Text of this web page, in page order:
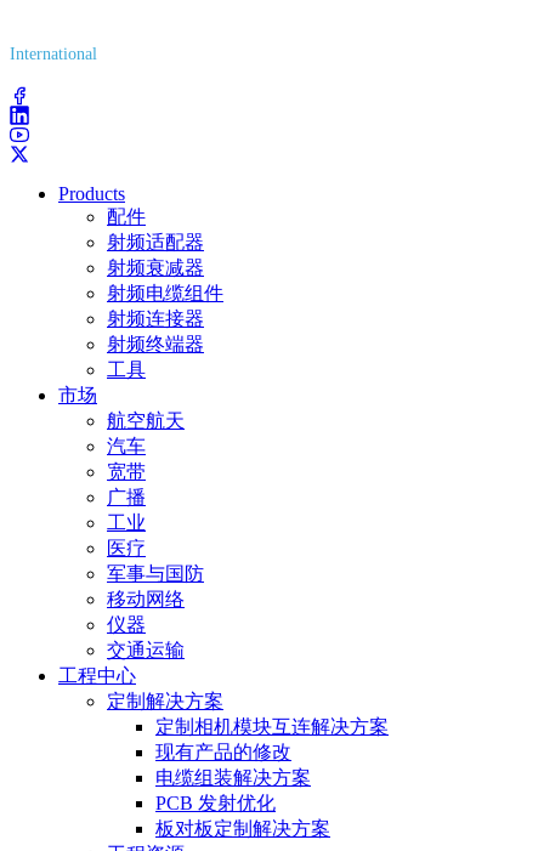
International
Products
配件
射频适配器
射频衰减器
射频电缆组件
射频连接器
射频终端器
工具
市场
航空航天
汽车
宽带
广播
工业
医疗
军事与国防
移动网络
仪器
交通运输
工程中心
定制解决方案
定制相机模块互连解决方案
现有产品的修改
电缆组装解决方案
PCB 发射优化
板对板定制解决方案